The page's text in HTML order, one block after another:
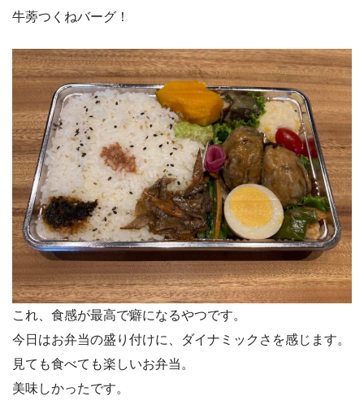
牛蒡つくねバーグ！
これ、食感が最高で癖になるやつです。
今日はお弁当の盛り付けに、ダイナミックさを感じます。
見ても食べても楽しいお弁当。
美味しかったです。